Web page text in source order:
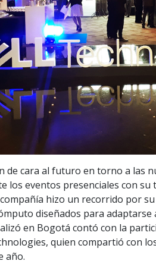
de cara al futuro en torno a las
los eventos presenciales con su
hizo un recorrido por
diseñados para adaptarse
en Bogotá contó con la
quien compartió con
año.